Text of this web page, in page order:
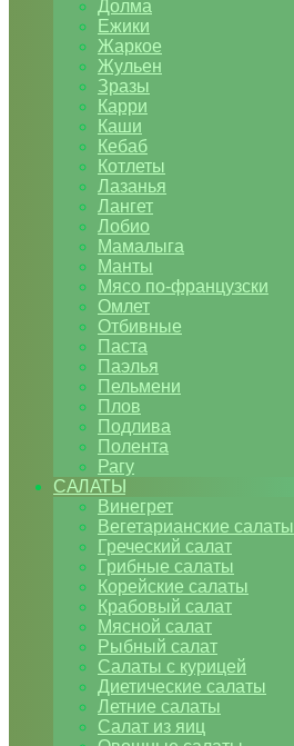
Долма
Ежики
Жаркое
Жульен
Зразы
Карри
Каши
Кебаб
Котлеты
Лазанья
Лангет
Лобио
Мамалыга
Манты
Мясо по-французски
Омлет
Отбивные
Паста
Паэлья
Пельмени
Плов
Подлива
Полента
Рагу
САЛАТЫ
Винегрет
Вегетарианские салаты
Греческий салат
Грибные салаты
Корейские салаты
Крабовый салат
Мясной салат
Рыбный салат
Салаты с курицей
Диетические салаты
Летние салаты
Салат из яиц